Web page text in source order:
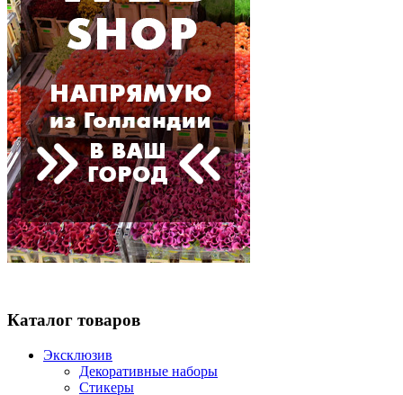
Каталог товаров
Эксклюзив
Декоративные наборы
Стикеры